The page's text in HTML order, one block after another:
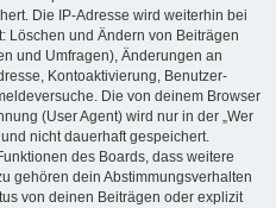
Die IP-Adresse wird weiterhin bei
Löschen und Ändern von Beiträgen
und Umfragen), Änderungen an
Kontoaktivierung, Benutzer-
Die von deinem Browser
(User Agent) wird nur in der „Wer
nicht dauerhaft gespeichert.
des Boards, dass weitere
gehören dein Abstimmungsverhalten
von deinen Beiträgen oder explizit